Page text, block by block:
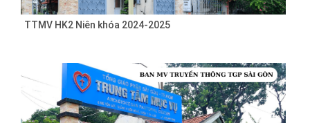
TTMV HK2 Niên khóa 2024-2025